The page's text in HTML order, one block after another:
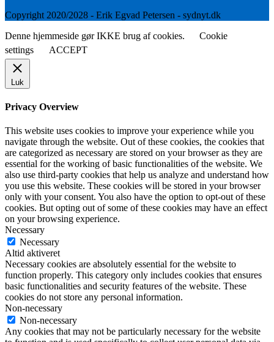
Copyright 2020/2028 - Erik Egvad Petersen - sydnyt.dk
Denne hjemmeside gør IKKE brug af cookies.
Cookie
settings
ACCEPT
Luk
Privacy Overview
This website uses cookies to improve your experience while you
navigate through the website. Out of these cookies, the cookies that
are categorized as necessary are stored on your browser as they are
essential for the working of basic functionalities of the website. We
also use third-party cookies that help us analyze and understand how
you use this website. These cookies will be stored in your browser
only with your consent. You also have the option to opt-out of these
cookies. But opting out of some of these cookies may have an effect
on your browsing experience.
Necessary
Necessary
Altid aktiveret
Necessary cookies are absolutely essential for the website to
function properly. This category only includes cookies that ensures
basic functionalities and security features of the website. These
cookies do not store any personal information.
Non-necessary
Non-necessary
Any cookies that may not be particularly necessary for the website